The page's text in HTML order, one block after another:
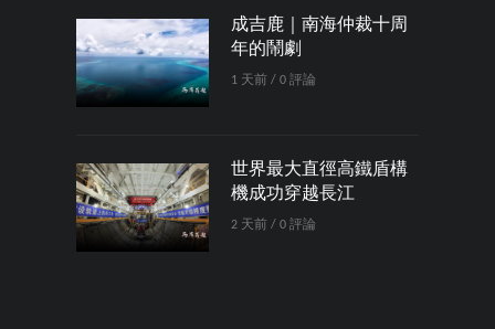
成吉鹿｜南海仲裁十周
年的鬧劇
1 天前 / 0 評論
世界最大直徑高鐵盾構
機成功穿越長江
2 天前 / 0 評論